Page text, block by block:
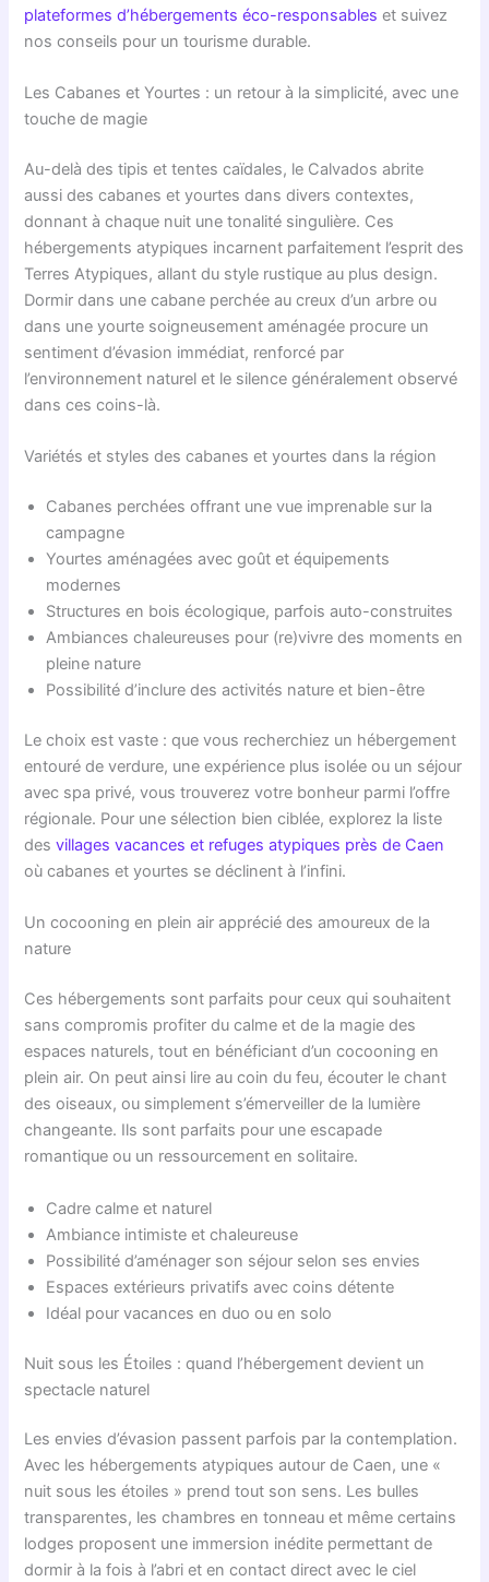
plateformes d’hébergements éco-responsables et suivez
nos conseils pour un tourisme durable.
Les Cabanes et Yourtes : un retour à la simplicité, avec une
touche de magie
Au-delà des tipis et tentes caïdales, le Calvados abrite
aussi des cabanes et yourtes dans divers contextes,
donnant à chaque nuit une tonalité singulière. Ces
hébergements atypiques incarnent parfaitement l’esprit des
Terres Atypiques, allant du style rustique au plus design.
Dormir dans une cabane perchée au creux d’un arbre ou
dans une yourte soigneusement aménagée procure un
sentiment d’évasion immédiat, renforcé par
l’environnement naturel et le silence généralement observé
dans ces coins-là.
Variétés et styles des cabanes et yourtes dans la région
Cabanes perchées offrant une vue imprenable sur la
campagne
Yourtes aménagées avec goût et équipements
modernes
Structures en bois écologique, parfois auto-construites
Ambiances chaleureuses pour (re)vivre des moments en
pleine nature
Possibilité d’inclure des activités nature et bien-être
Le choix est vaste : que vous recherchiez un hébergement
entouré de verdure, une expérience plus isolée ou un séjour
avec spa privé, vous trouverez votre bonheur parmi l’offre
régionale. Pour une sélection bien ciblée, explorez la liste
desvillages vacances et refuges atypiques près de Caen
où cabanes et yourtes se déclinent à l’infini.
Un cocooning en plein air apprécié des amoureux de la
nature
Ces hébergements sont parfaits pour ceux qui souhaitent
sans compromis profiter du calme et de la magie des
espaces naturels, tout en bénéficiant d’un cocooning en
plein air. On peut ainsi lire au coin du feu, écouter le chant
des oiseaux, ou simplement s’émerveiller de la lumière
changeante. Ils sont parfaits pour une escapade
romantique ou un ressourcement en solitaire.
Cadre calme et naturel
Ambiance intimiste et chaleureuse
Possibilité d’aménager son séjour selon ses envies
Espaces extérieurs privatifs avec coins détente
Idéal pour vacances en duo ou en solo
Nuit sous les Étoiles : quand l’hébergement devient un
spectacle naturel
Les envies d’évasion passent parfois par la contemplation.
Avec les hébergements atypiques autour de Caen, une «
nuit sous les étoiles » prend tout son sens. Les bulles
transparentes, les chambres en tonneau et même certains
lodges proposent une immersion inédite permettant de
dormir à la fois à l’abri et en contact direct avec le ciel